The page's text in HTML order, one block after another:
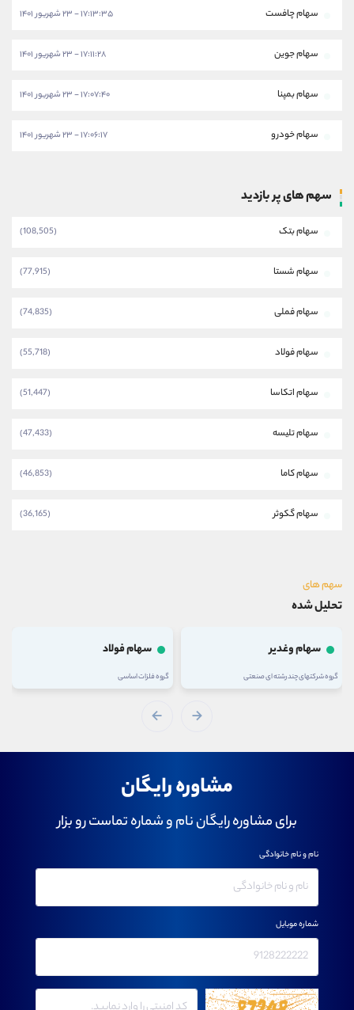
سهام چافست ۱۷:۱۳:۳۵ - ۲۳ شهریور ۱۴۰۱
سهام جوین ۱۷:۱۱:۲۸ - ۲۳ شهریور ۱۴۰۱
سهام بمپنا ۱۷:۰۷:۴۰ - ۲۳ شهریور ۱۴۰۱
سهام خودرو ۱۷:۰۶:۱۷ - ۲۳ شهریور ۱۴۰۱
سهم های پر بازدید
سهام بتک (108,505)
سهام شستا (77,915)
سهام فملی (74,835)
سهام فولاد (55,718)
سهام اتکاسا (51,447)
سهام تلیسه (47,433)
سهام کاما (46,853)
سهام گکوثر (36,165)
سهم های
تحلیل شده
سهام وغدیر
گروه شرکتهای چند رشته ای صنعتی
سهام فولاد
گروه فلزات اساسی
مشاوره رایگان
برای مشاوره رایگان نام و شماره تماست رو بزار
نام و نام خانوادگی
شماره موبایل